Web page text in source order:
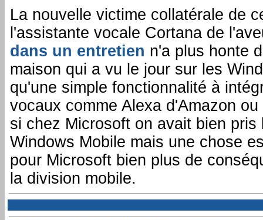
La nouvelle victime collatérale de
l'assistante vocale Cortana de
dans un entretien n'a plus honte
maison qui a vu le jour sur les
qu'une simple fonctionnalité à
vocaux comme Alexa d'Amazon
si chez Microsoft on avait bien
Windows Mobile mais une chose
pour Microsoft bien plus de
la division mobile.